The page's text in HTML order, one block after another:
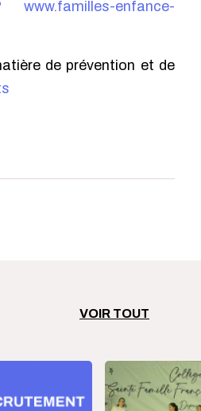
www.familles-enfance-
de prévention et de
VOIR TOUT